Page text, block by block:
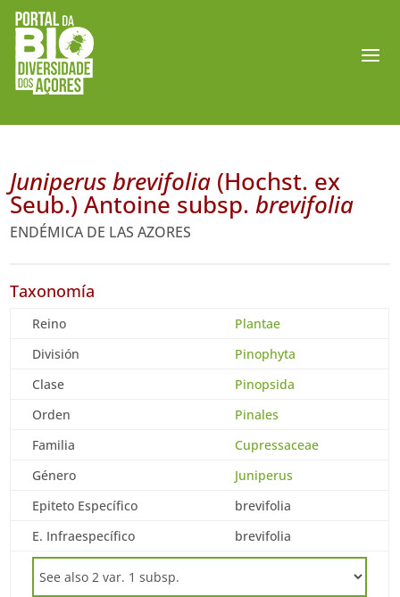
Juniperus brevifolia (Hochst. ex
Seub.) Antoine subsp.brevifolia
ENDÉMICA DE LAS AZORES
Taxonomía
Reino
Plantae
División
Pinophyta
Clase
Pinopsida
Orden
Pinales
Familia
Cupressaceae
Género
Juniperus
Epiteto Específico
brevifolia
E. Infraespecífico
brevifolia